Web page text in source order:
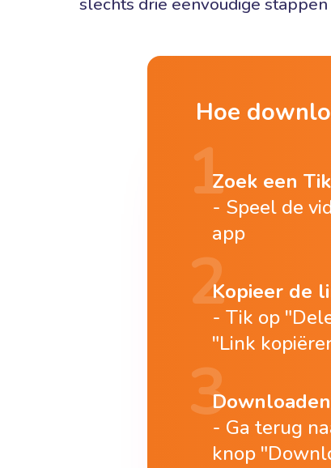
Hoe
Zoek een
Speel de
app
Kopieer de
Tik op
"Link
Downloaden
Ga terug
knop